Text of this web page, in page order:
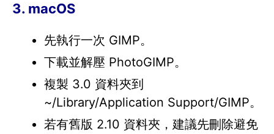
3. macOS
先執行一次 GIMP。
下載並解壓 PhotoGIMP。
複製 3.0 資料夾到
~/Library/Application Support/GIMP。
若有舊版 2.10 資料夾，建議先刪除避免